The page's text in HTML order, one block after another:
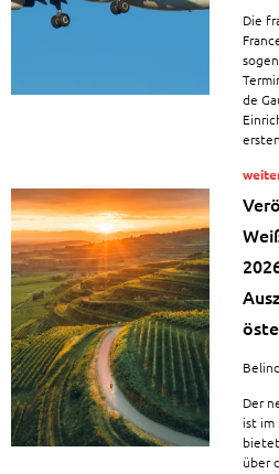
Die
de
Der
ist im
über